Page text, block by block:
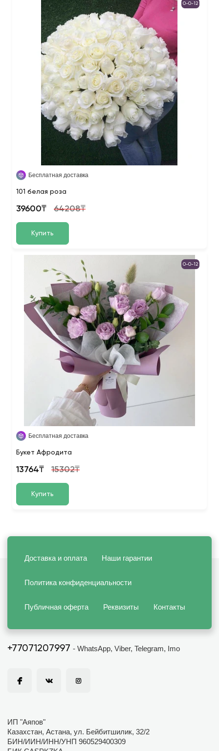
0-0-12
Бесплатная доставка
101 белая роза
39600₸ 64208₸
Купить
0-0-12
Бесплатная доставка
Букет Афродита
13764₸ 15302₸
Купить
Доставка и оплата Наши гарантии
Политика конфиденциальности
Публичная оферта Реквизиты Контакты
+77071207997 - WhatsApp, Viber, Telegram, Imo
ИП "Аяпов"
Казахстан, Астана, ул. Бейбитшилик, 32/2
БИН/ИИН/ИНН/УНП 960529400309